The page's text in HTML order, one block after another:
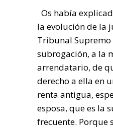
Os había
la evolución de la
Tribunal Supremo
subrogación, a la
arrendatario, de
derecho a ella en
renta antigua,
esposa, que es la
frecuente. Porque